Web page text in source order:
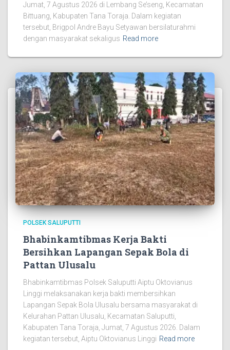
Jumat, 7 Agustus 2026 di Lembang Se’seng, Kecamatan
Bittuang, Kabupaten Tana Toraja. Dalam kegiatan
tersebut, Brigpol Andre Bayu Setyawan bersilaturahmi
dengan masyarakat sekaligus Read more
POLSEK SALUPUTTI
Bhabinkamtibmas Kerja Bakti
Bersihkan Lapangan Sepak Bola di
Pattan Ulusalu
Bhabinkamtibmas Polsek Saluputti Aiptu Oktovianus
Linggi melaksanakan kerja bakti membersihkan
Lapangan Sepak Bola Ulusalu bersama masyarakat di
Kelurahan Pattan Ulusalu, Kecamatan Saluputti,
Kabupaten Tana Toraja, Jumat, 7 Agustus 2026. Dalam
kegiatan tersebut, Aiptu Oktovianus Linggi Read more